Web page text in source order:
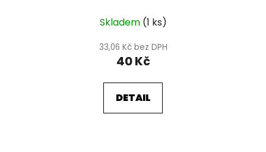
Skladem (1 ks)
33,06 Kč bez DPH
40 Kč
DETAIL